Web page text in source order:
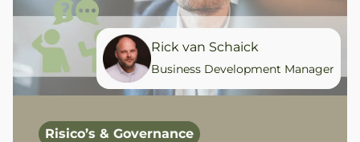
Rick van Schaick
Business Development Manager
Risico’s & Governance